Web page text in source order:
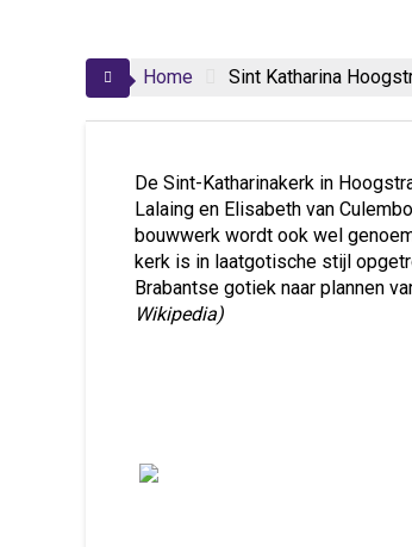
Home Sint Katharina
De Sint-Katharinakerk in
Lalaing en Elisabeth van
bouwwerk wordt ook wel
kerk is in laatgotische stijl
Brabantse gotiek naar plannen
Wikipedia)